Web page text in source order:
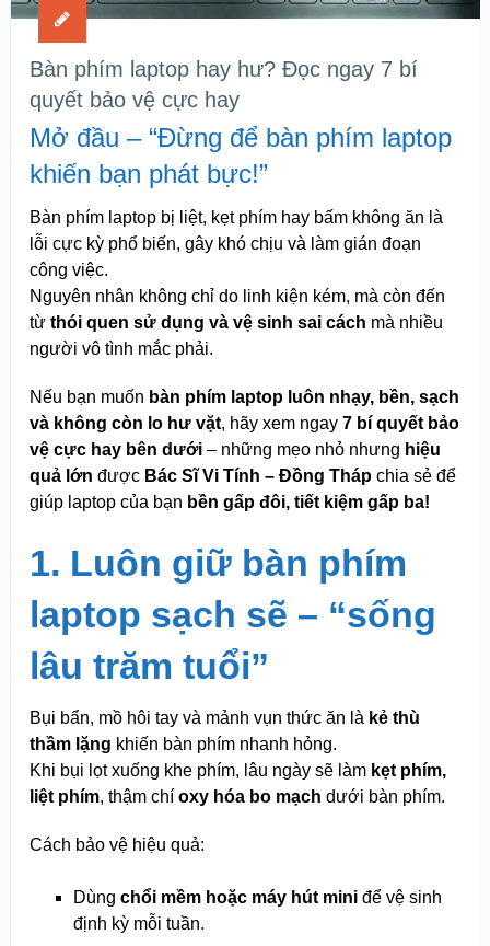
Bàn phím laptop hay hư? Đọc ngay 7 bí
quyết bảo vệ cực hay
Mở đầu – “Đừng để bàn phím laptop
khiến bạn phát bực!”
Bàn phím laptop bị liệt, kẹt phím hay bấm không ăn là
lỗi cực kỳ phổ biến, gây khó chịu và làm gián đoạn
công việc.
Nguyên nhân không chỉ do linh kiện kém, mà còn đến
từ thói quen sử dụng và vệ sinh sai cách mà nhiều
người vô tình mắc phải.
Nếu bạn muốn bàn phím laptop luôn nhạy, bền, sạch
và không còn lo hư vặt, hãy xem ngay 7 bí quyết bảo
vệ cực hay bên dưới– những mẹo nhỏ nhưng hiệu
quả lớn được Bác Sĩ Vi Tính – Đồng Thápchia sẻ để
giúp laptop của bạn bền gấp đôi, tiết kiệm gấp ba!
1. Luôn giữ bàn phím
laptop sạch sẽ – “sống
lâu trăm tuổi”
Bụi bẩn, mồ hôi tay và mảnh vụn thức ăn là kẻ thù
thầm lặng khiến bàn phím nhanh hỏng.
Khi bụi lọt xuống khe phím, lâu ngày sẽ làm kẹt phím,
liệt phím, thậm chí oxy hóa bo mạch dưới bàn phím.
Cách bảo vệ hiệu quả:
Dùng chổi mềm hoặc máy hút miniđể vệ sinh
định kỳ mỗi tuần.